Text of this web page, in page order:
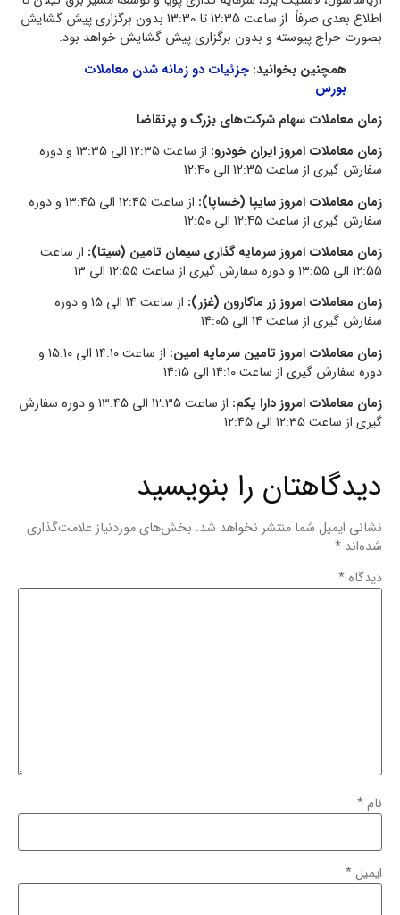
اطلاع بعدی صرفاً از ساعت 12:35 تا 13:30 بدون برگزاری پیش گشایش
بصورت حراج پیوسته و بدون برگزاری پیش گشایش خواهد بود.
همچنین بخوانید: جزئیات دو زمانه شدن معاملات
بورس
زمان معاملات سهام شرکت‌های بزرگ و پرتقاضا
زمان معاملات امروز ایران خودرو:
از ساعت 12:35 الی 13:35 و دوره
سفارش گیری از ساعت 12:35 الی 12:40
زمان معاملات امروز سایپا (خساپا):
از ساعت 12:45 الی 13:45 و دوره
سفارش گیری از ساعت 12:45 الی 12:50
زمان معاملات امروز سرمایه گذاری سیمان تامین (سیتا): از ساعت
12:55 الی 13:55 و دوره سفارش گیری از ساعت 12:55 الی 13
زمان معاملات امروز زر ماکارون (غزر):
از ساعت 14 الی 15 و دوره
سفارش گیری از ساعت 14 الی 14:05
زمان معاملات امروز تامین سرمایه امین:
از ساعت 14:10 الی 15:10 و
دوره سفارش گیری از ساعت 14:10 الی 14:15
زمان معاملات امروز دارا یکم:
از ساعت 12:35 الی 13:45 و دوره سفارش
گیری از ساعت 12:35 الی 12:45
دیدگاهتان را بنویسید
نشانی ایمیل شما منتشر نخواهد شد. بخش‌های موردنیاز علامت‌گذاری
شده‌اند *
دیدگاه *
نام*
ایمیل*